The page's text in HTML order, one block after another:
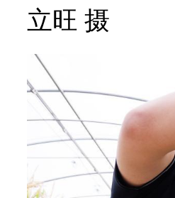
立旺 摄